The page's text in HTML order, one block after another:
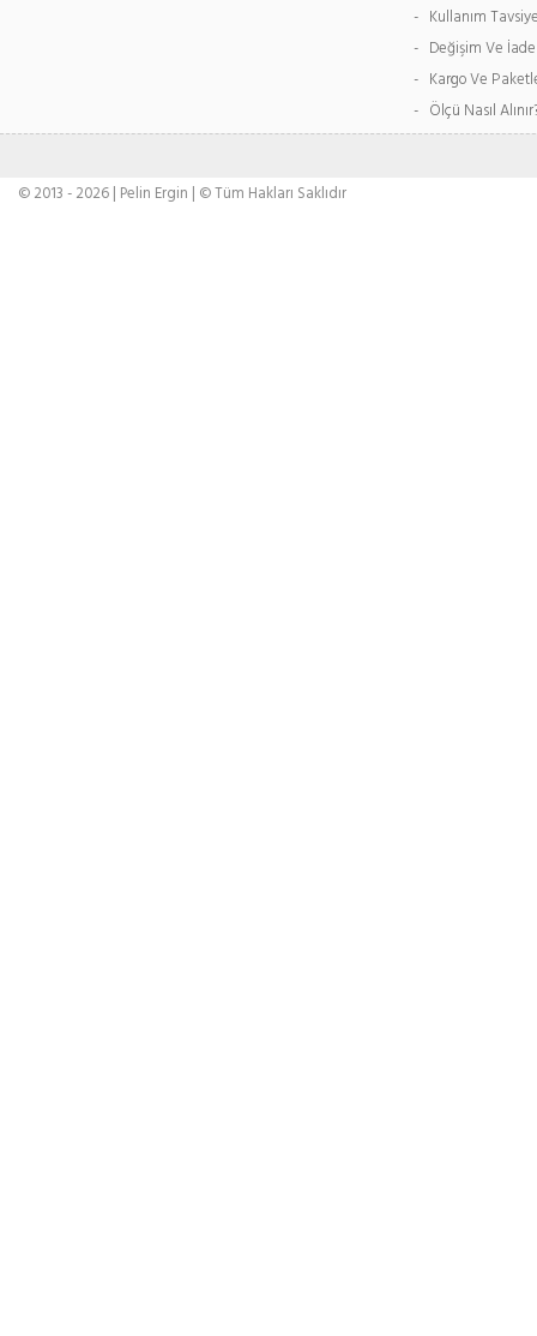
- Kullanım
- Değişim Ve İade
- Kargo Ve
- Ölçü Nasıl
© 2013 - 2026 | Pelin Ergin | © Tüm Hakları Saklıdır